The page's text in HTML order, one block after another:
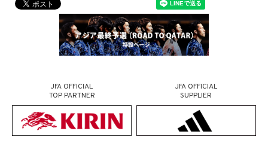
JFA OFFICIAL
TOP PARTNER
JFA OFFICIAL
SUPPLIER